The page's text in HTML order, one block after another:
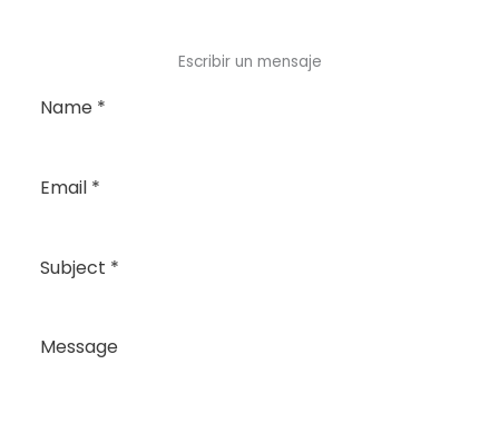
Escribir un mensaje